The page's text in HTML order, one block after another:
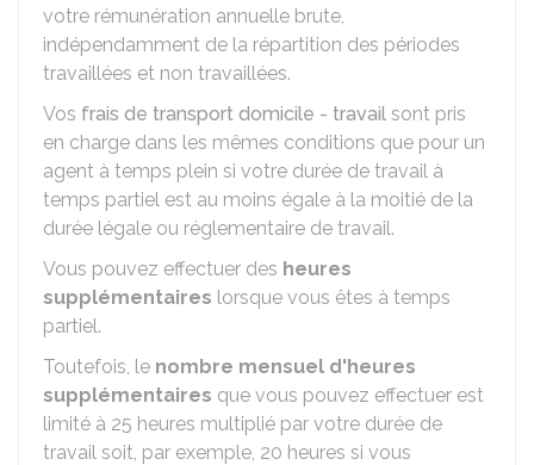
votre rémunération annuelle brute,
indépendamment de la répartition des périodes
travaillées et non travaillées.
Vos frais de transport domicile - travail sont pris
en charge dans les mêmes conditions que pour un
agent à temps plein si votre durée de travail à
temps partiel est au moins égale à la moitié de la
durée légale ou réglementaire de travail.
Vous pouvez effectuer des heures
supplémentaires lorsque vous êtes à temps
partiel.
Toutefois, le nombre mensuel d'heures
supplémentaires que vous pouvez effectuer est
limité à 25 heures multiplié par votre durée de
travail soit, par exemple, 20 heures si vous